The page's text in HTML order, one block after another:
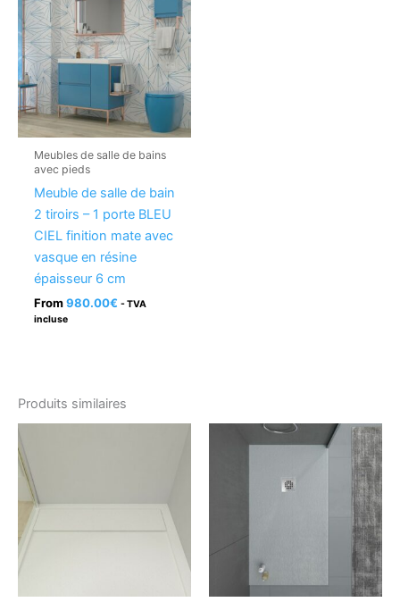
Meubles de salle de bains
avec pieds
Meuble de salle de bain
2 tiroirs – 1 porte BLEU
CIEL finition mate avec
vasque en résine
épaisseur 6 cm
From 980.00€ - TVA
incluse
Produits similaires